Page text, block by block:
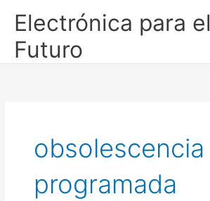
Electrónica para el
Futuro
obsolescencia
programada